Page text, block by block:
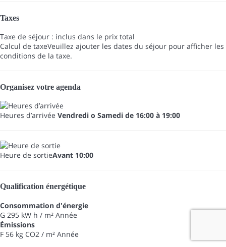
Taxes
Taxe de séjour : inclus dans le prix total
Calcul de taxeVeuillez ajouter les dates du séjour pour afficher les
conditions de la taxe.
Organisez votre agenda
Heures d’arrivée Vendredi o Samedi de 16:00 à 19:00
Heure de sortieAvant 10:00
Qualification énergétique
Consommation d'énergie
G 295 kW h / m² Année
Émissions
F 56 kg CO2 / m² Année